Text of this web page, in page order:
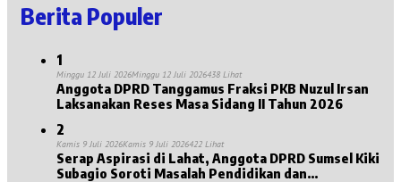
Berita Populer
1
Minggu 12 Juli 2026Minggu 12 Juli 2026438 Lihat
Anggota DPRD Tanggamus Fraksi PKB Nuzul Irsan
Laksanakan Reses Masa Sidang II Tahun 2026
2
Kamis 9 Juli 2026Kamis 9 Juli 2026422 Lihat
Serap Aspirasi di Lahat, Anggota DPRD Sumsel Kiki
Subagio Soroti Masalah Pendidikan dan